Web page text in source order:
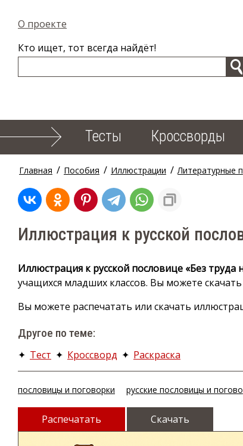
О проекте
Кто ищет, тот всегда найдёт!
Тесты Кроссворды
Главная / Пособия / Иллюстрации / Литературные
Иллюстрация к русской
Иллюстрация к русской пословице «Без
учащихся младших классов. Вы можете
Вы можете распечатать или скачать
Другое по теме:
✦ Тест ✦ Кроссворд ✦ Раскраска
пословицы и поговорки русские пословицы и
Распечатать Скачать